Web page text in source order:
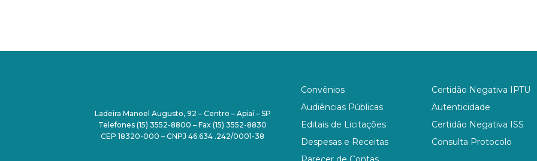
Ladeira Manoel Augusto, 92 – Centro – Apiaí – SP
Telefones (15) 3552-8800 – Fax (15) 3552-8830
CEP 18320-000 – CNPJ 46.634 .242/0001-38
Convênios
Audiências Públicas
Editais de Licitações
Despesas e Receitas
Certidão Negativa IPTU
Autenticidade
Certidão Negativa ISS
Consulta Protocolo